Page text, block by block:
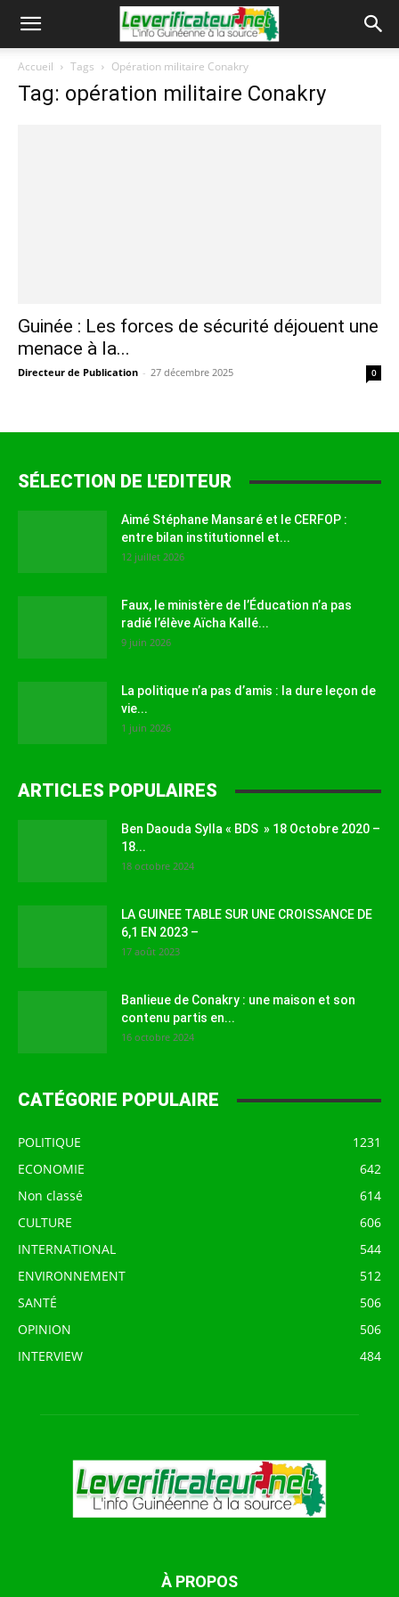
Accueil Tags Opération militaire Conakry
Tag: opération militaire Conakry
Guinée : Les forces de sécurité déjouent une
menace à la...
Directeur de Publication - 27 décembre 2025 0
SÉLECTION DE L'EDITEUR
Aimé Stéphane Mansaré et le CERFOP :
entre bilan institutionnel et...
12 juillet 2026
Faux, le ministère de l’Éducation n’a pas
radié l’élève Aïcha Kallé...
9 juin 2026
La politique n’a pas d’amis : la dure leçon de
vie...
1 juin 2026
ARTICLES POPULAIRES
Ben Daouda Sylla « BDS » 18 Octobre 2020 –
18...
18 octobre 2024
LA GUINEE TABLE SUR UNE CROISSANCE DE
6,1 EN 2023 –
17 août 2023
Banlieue de Conakry : une maison et son
contenu partis en...
16 octobre 2024
CATÉGORIE POPULAIRE
POLITIQUE
1231
ECONOMIE
642
Non classé
614
CULTURE
606
INTERNATIONAL
544
ENVIRONNEMENT
512
SANTÉ
506
OPINION
506
INTERVIEW
484
À PROPOS